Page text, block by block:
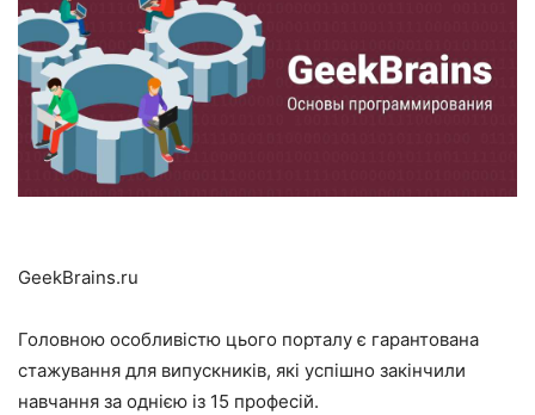
GeekBrains.ru
Головною особливістю цього порталу є гарантована
стажування для випускників, які успішно закінчили
навчання за однією із 15 професій.